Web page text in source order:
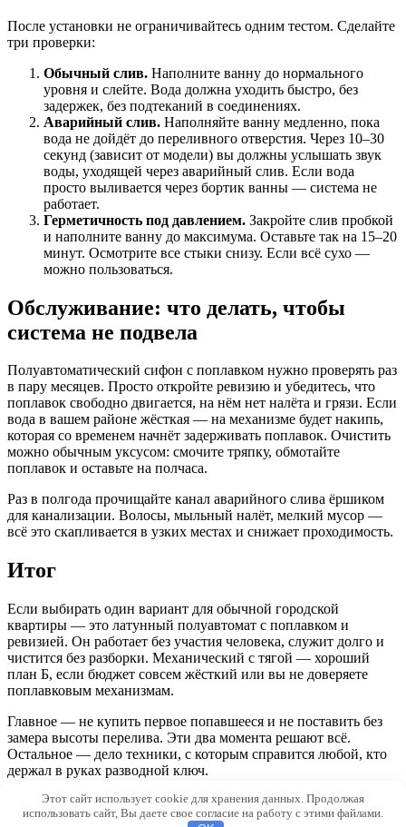
После установки не ограничивайтесь одним тестом. Сделайте
три проверки:
Обычный слив. Наполните ванну до нормального
уровня и слейте. Вода должна уходить быстро, без
задержек, без подтеканий в соединениях.
Аварийный слив. Наполняйте ванну медленно, пока
вода не дойдёт до переливного отверстия. Через 10–30
секунд (зависит от модели) вы должны услышать звук
воды, уходящей через аварийный слив. Если вода
просто выливается через бортик ванны — система не
работает.
Герметичность под давлением. Закройте слив пробкой
и наполните ванну до максимума. Оставьте так на 15–20
минут. Осмотрите все стыки снизу. Если всё сухо —
можно пользоваться.
Обслуживание: что делать, чтобы
система не подвела
Полуавтоматический сифон с поплавком нужно проверять раз
в пару месяцев. Просто откройте ревизию и убедитесь, что
поплавок свободно двигается, на нём нет налёта и грязи. Если
вода в вашем районе жёсткая — на механизме будет накипь,
которая со временем начнёт задерживать поплавок. Очистить
можно обычным уксусом: смочите тряпку, обмотайте
поплавок и оставьте на полчаса.
Раз в полгода прочищайте канал аварийного слива ёршиком
для канализации. Волосы, мыльный налёт, мелкий мусор —
всё это скапливается в узких местах и снижает проходимость.
Итог
Если выбирать один вариант для обычной городской
квартиры — это латунный полуавтомат с поплавком и
ревизией. Он работает без участия человека, служит долго и
чистится без разборки. Механический с тягой — хороший
план Б, если бюджет совсем жёсткий или вы не доверяете
поплавковым механизмам.
Главное — не купить первое попавшееся и не поставить без
замера высоты перелива. Эти два момента решают всё.
Остальное — дело техники, с которым справится любой, кто
держал в руках разводной ключ.
© 2026 Morevdome.com
Этот сайт использует cookie для хранения данных. Продолжая
использовать сайт, Вы даете свое согласие на работу с этими файлами.